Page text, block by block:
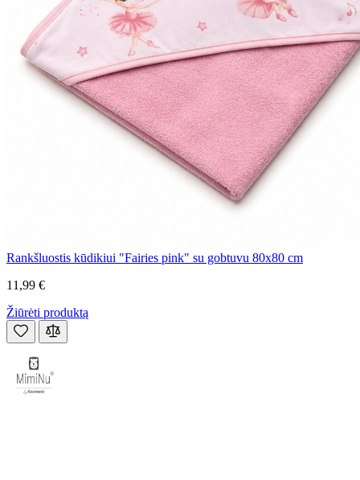
Rankšluostis kūdikiui "Fairies pink" su gobtuvu 80x80 cm
11,99 €
Žiūrėti produktą